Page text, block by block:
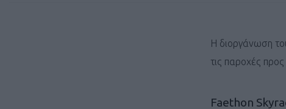
Η διοργάνωση
τις παροχές
Faethon